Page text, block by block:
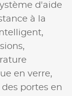
d'aide
à la
en verre,
portes en